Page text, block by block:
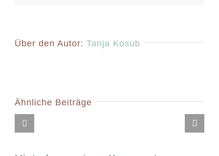
Über den Autor: Tanja Kosub
Ähnliche Beiträge